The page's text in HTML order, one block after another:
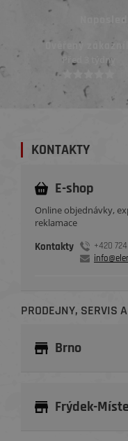
Ověřený zákazník
Před 3 týdny
KONTAKTY
E-shop
Online objednávky,
reklamace
Kontakty
+420
PRODEJNY, SERVIS
Brno
Frýdek-